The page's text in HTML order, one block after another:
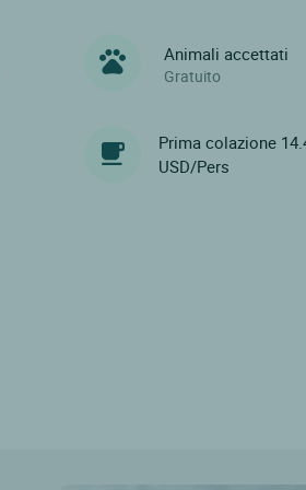
Animali accettati
Gratuito
Prima colazione
USD/Pers